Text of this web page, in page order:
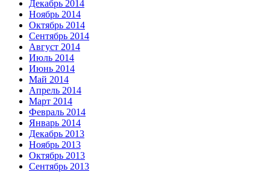
Декабрь 2014
Ноябрь 2014
Октябрь 2014
Сентябрь 2014
Август 2014
Июль 2014
Июнь 2014
Май 2014
Апрель 2014
Март 2014
Февраль 2014
Январь 2014
Декабрь 2013
Ноябрь 2013
Октябрь 2013
Сентябрь 2013